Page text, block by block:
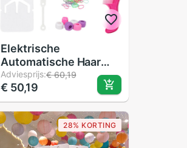
Elektrische
Automatische Haar
Braider Diy Stijlvolle
Vlechten Kapsel Tool
Twist Braider Machine
Haar Vlecht Weave
Roller Twist Voor
Meisje
Adviesprijs:€ 60,19
€ 50,19
28% KORTING